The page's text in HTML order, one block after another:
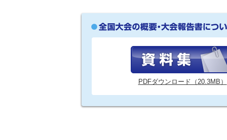
PDFダウンロード（20.3MB）